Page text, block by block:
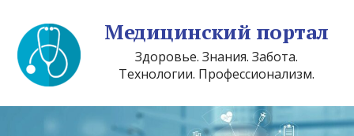
Медицинский портал
Здоровье. Знания. Забота.
Технологии. Профессионализм.